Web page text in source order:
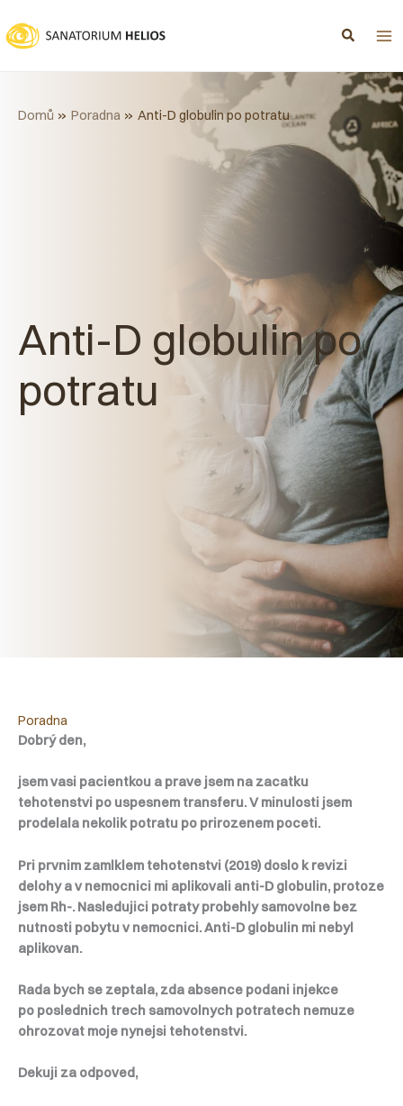
na
obsah
Anti-D globulin po
potratu
Domů Poradna Anti-D globulin po potratu
Poradna
Dobrý den,
jsem vasi pacientkou a prave jsem na zacatku
tehotenstvi po uspesnem transferu. V minulosti jsem
prodelala nekolik potratu po prirozenem poceti.
Pri prvnim zamlklem tehotenstvi (2019) doslo k revizi
delohy a v nemocnici mi aplikovali anti-D globulin, protoze
jsem Rh-. Nasledujici potraty probehly samovolne bez
nutnosti pobytu v nemocnici. Anti-D globulin mi nebyl
aplikovan.
Rada bych se zeptala, zda absence podani injekce
po poslednich trech samovolnych potratech nemuze
ohrozovat moje nynejsi tehotenstvi.
Dekuji za odpoved,